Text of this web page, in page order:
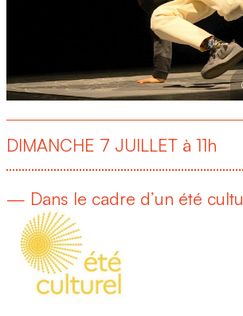
DIMANCHE 7 JUILLET à 11h
— Dans le cadre d’un été